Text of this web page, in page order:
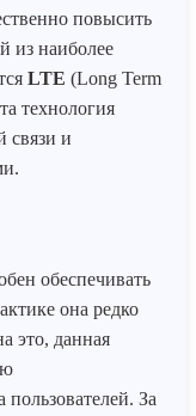
повысить
из наиболее
LTE (Long Term
технология
связи и
обеспечивать
она редко
это, данная
За